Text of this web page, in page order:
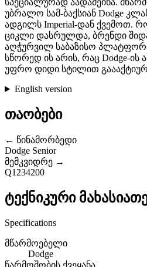
სპეციალურად აადამეინა.
უბრალო სამ-ბაქსიან Dodge
ადგილს Imperial-დან ქვემოთ.
ციკლი დასრულდა, ბრენდი შიდა
აღჭურვილ საბაზისო
სწორედ ის არის, რაც Dodge-ის
უფრო დიდი სტილით
English version
თაობები
← წინამორბედი
Dodge Senior
მემკვიდრე →
Q1234200
ტექნიკური
Specifications
მწარმოებელი
Dodge
წარმოშობის ქვეყანა